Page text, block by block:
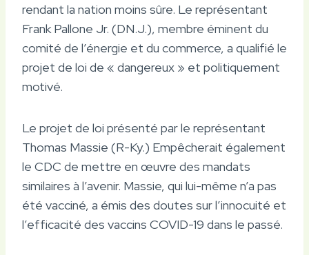
rendant la nation moins sûre. Le représentant
Frank Pallone Jr. (DN.J.), membre éminent du
comité de l’énergie et du commerce, a qualifié le
projet de loi de « dangereux » et politiquement
motivé.
Le projet de loi présenté par le représentant
Thomas Massie (R-Ky.) Empêcherait également
le CDC de mettre en œuvre des mandats
similaires à l’avenir. Massie, qui lui-même n’a pas
été vacciné, a émis des doutes sur l’innocuité et
l’efficacité des vaccins COVID-19 dans le passé.